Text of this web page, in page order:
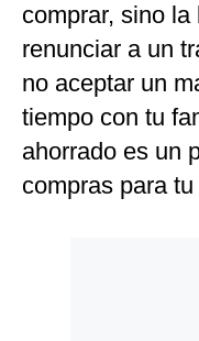
comprar, sino
renunciar a un
no aceptar un
tiempo con tu
ahorrado es un
compras para